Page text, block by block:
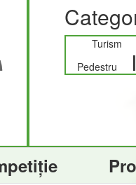
Turism
Pedestru
I